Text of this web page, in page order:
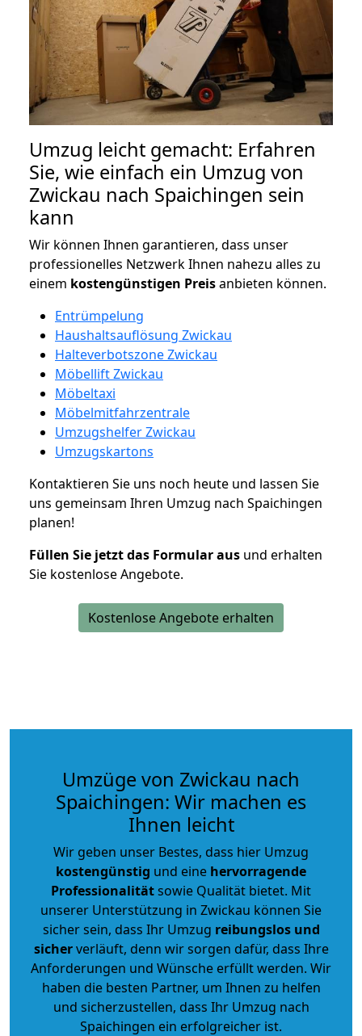
Umzug leicht gemacht: Erfahren
Sie, wie einfach ein Umzug von
Zwickau nach Spaichingen sein
kann
Wir können Ihnen garantieren, dass unser
professionelles Netzwerk Ihnen nahezu alles zu
einem kostengünstigen Preisanbieten können.
Entrümpelung
Haushaltsauflösung Zwickau
Halteverbotszone Zwickau
Möbellift Zwickau
Möbeltaxi
Möbelmitfahrzentrale
Umzugshelfer Zwickau
Umzugskartons
Kontaktieren Sie uns noch heute und lassen Sie
uns gemeinsam Ihren Umzug nach Spaichingen
planen!
Füllen Sie jetzt das Formular aus und erhalten
Sie kostenlose Angebote.
Kostenlose Angebote erhalten
Umzüge von Zwickau nach
Spaichingen: Wir machen es
Ihnen leicht
Wir geben unser Bestes, dass hier Umzug
kostengünstig und eine hervorragende
Professionalitätsowie Qualität bietet. Mit
unserer Unterstützung in Zwickau können Sie
sicher sein, dass Ihr Umzug reibungslos und
sicherverläuft, denn wir sorgen dafür, dass Ihre
Anforderungen und Wünsche erfüllt werden. Wir
haben die besten Partner, um Ihnen zu helfen
und sicherzustellen, dass Ihr Umzug nach
Spaichingen ein erfolgreicher ist.